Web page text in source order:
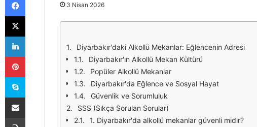
3 Nisan 2026
Diyarbakır'daki Alkollü Mekanlar: Eğlencenin Adresi
Diyarbakır'ın Alkollü Mekan Kültürü
Popüler Alkollü Mekanlar
Diyarbakır'da Eğlence ve Sosyal Hayat
Güvenlik ve Sorumluluk
SSS (Sıkça Sorulan Sorular)
1. Diyarbakır'da alkollü mekanlar güvenli midir?
X
LinkedIn
Pinterest
Skype
E-Posta ile paylaş